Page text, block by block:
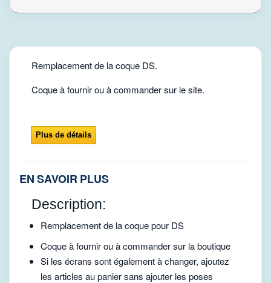
Remplacement de la coque DS.
Coque à fournir ou à commander sur le site.
Plus de détails
EN SAVOIR PLUS
Description:
Remplacement de la coque pour DS
Coque à fournir ou à commander sur la boutique
Si les écrans sont également à changer, ajoutez
les articles au panier sans ajouter les poses